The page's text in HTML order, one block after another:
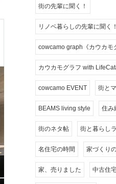
街の先輩に聞く！
リノベ暮らしの先輩に聞く！
cowcamo graph《カウカモ
カウカモグラフ with
cowcamo EVENT 街と
BEAMS living style 住み
街のネタ帖 街と暮らし
名住宅の時間 家づくり
家、売りました 中古住